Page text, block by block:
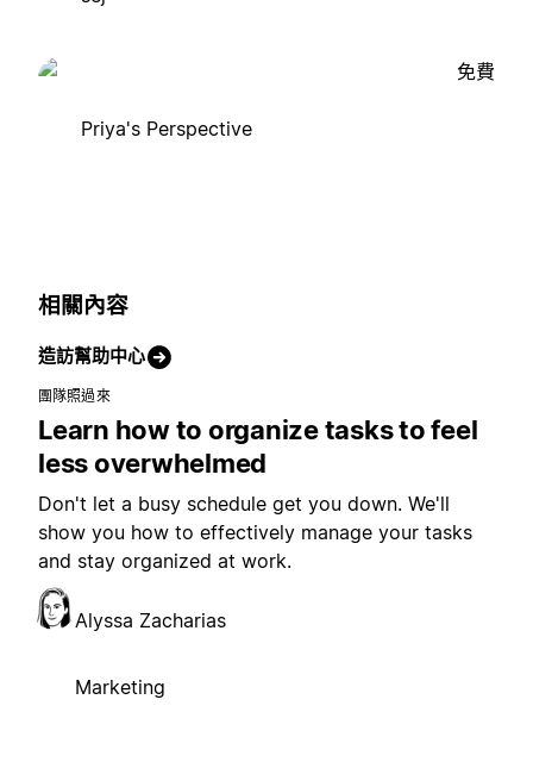
Priya's Perspective
免費
相關內容
造訪幫助中心
團隊照過來
Learn how to organize tasks to feel
less overwhelmed
Don't let a busy schedule get you down. We'll
show you how to effectively manage your tasks
and stay organized at work.
Alyssa Zacharias
Marketing